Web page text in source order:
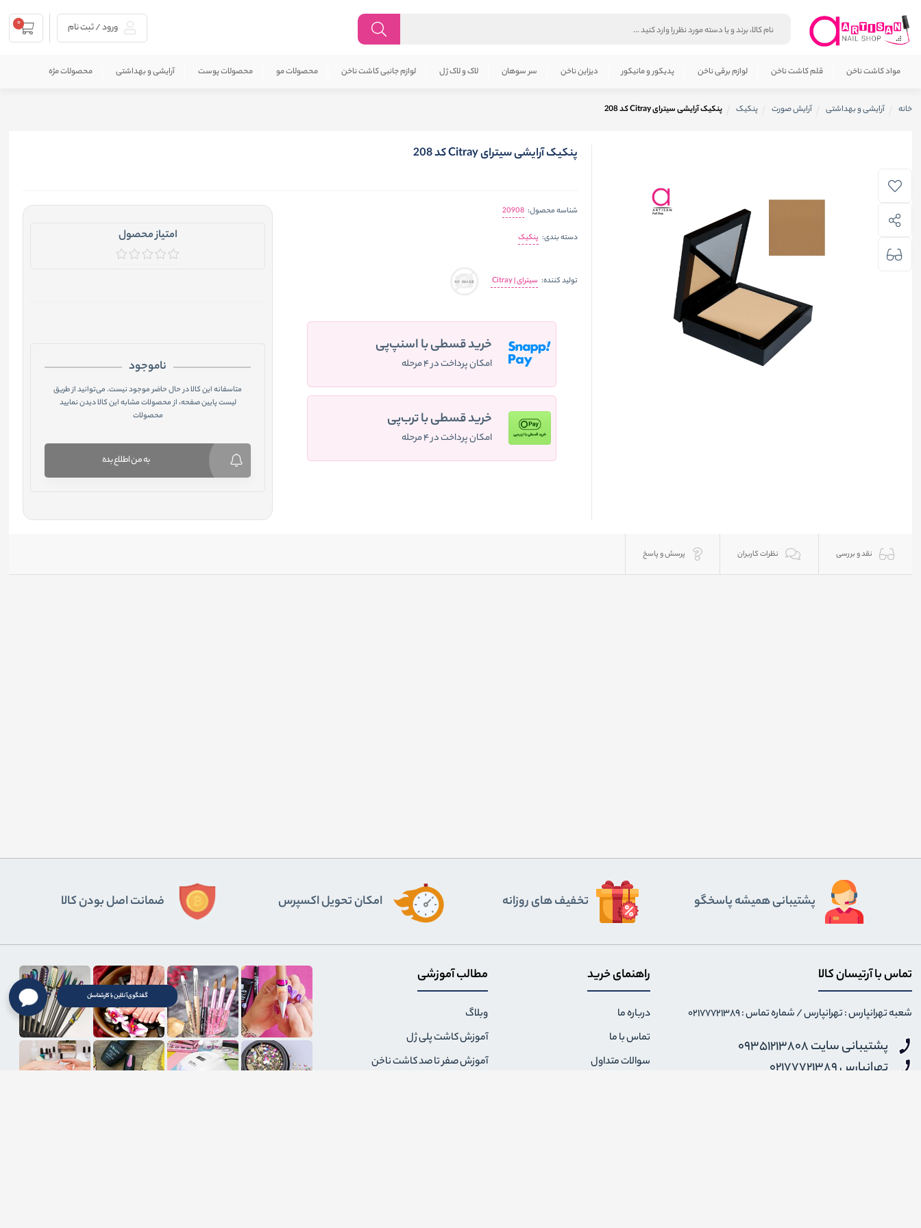
گفتگوی آنلاین با کارشناسان
ورود / ثبت نام 0
مواد کاشت ناخن قلم کاشت ناخن لوازم برقی ناخن پدیکور و مانیکور دیزاین ناخن سر سوهان لاک و لاک ژل لوازم جانبی کاشت ناخن محصولات مو محصولات پوست آرایشی و بهداشتی محصولات مژه
خانه آرایشی و بهداشتی آرایش صورت پنکیک پنکیک آرایشی سیترای Citray کد 208
پنکیک آرایشی سیترای Citray کد 208
شناسه محصول: 20908
دسته بندی: پنکیک
تولید کننده: سیترای | Citray
خرید قسطی با اسنپ‌پی
امکان پرداخت در ۴ مرحله
خرید قسطی با ترب‌پی
امکان پرداخت در ۴ مرحله
امتیاز محصول
ناموجود
متاسفانه این کالا در حال حاضر موجود نیست. می‌توانید از طریق
لیست پایین صفحه، از محصولات مشابه این کالا دیدن نمایید
محصولات
به من اطلاع بده
نقد و بررسی نظرات کاربران پرسش و پاسخ
پشتیبانی همیشه پاسخگو تخفیف های روزانه اﻣﮑﺎن ﺗﺤﻮﯾﻞ اﮐﺴﭙﺮس ضمانت اصل بودن کالا
تماس با آرتیسان کالا
شعبه تهرانپارس : تهرانپارس / شماره تماس : 02177721389
پشتیبانی سایت 09351213808
تهرانپارس 02177721389
راهنمای خرید
درباره ما
تماس با ما
سوالات متداول
مطالب آموزشی
وبلاگ
آموزش کاشت پلی ژل
آموزش صفر تا صد کاشت ناخن